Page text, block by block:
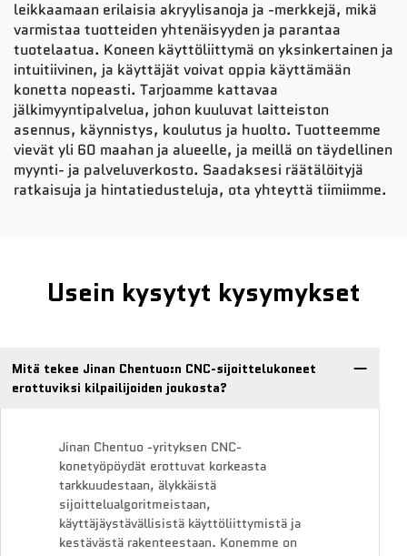
leikkaamaan erilaisia akryylisanoja ja -merkkejä, mikä
varmistaa tuotteiden yhtenäisyyden ja parantaa
tuotelaatua. Koneen käyttöliittymä on yksinkertainen ja
intuitiivinen, ja käyttäjät voivat oppia käyttämään
konetta nopeasti. Tarjoamme kattavaa
jälkimyyntipalvelua, johon kuuluvat laitteiston
asennus, käynnistys, koulutus ja huolto. Tuotteemme
vievät yli 60 maahan ja alueelle, ja meillä on täydellinen
myynti- ja palveluverkosto. Saadaksesi räätälöityjä
ratkaisuja ja hintatiedusteluja, ota yhteyttä tiimiimme.
Usein kysytyt kysymykset
Mitä tekee Jinan Chentuo:n CNC-sijoittelukoneet
erottuviksi kilpailijoiden joukosta?
Jinan Chentuo -yrityksen CNC-
konetyöpöydät erottuvat korkeasta
tarkkuudestaan, älykkäistä
sijoittelualgoritmeistaan,
käyttäjäystävällisistä käyttöliittymistä ja
kestävästä rakenteestaan. Konemme on